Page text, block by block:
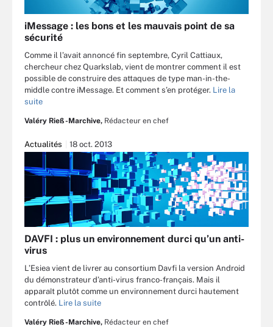
iMessage : les bons et les mauvais point de sa
sécurité
Comme il l’avait annoncé fin septembre, Cyril Cattiaux,
chercheur chez Quarkslab, vient de montrer comment il est
possible de construire des attaques de type man-in-the-
middle contre iMessage. Et comment s’en protéger. Lire la
suite
Valéry Rieß-Marchive, Rédacteur en chef
Actualités 18 oct. 2013
DAVFI : plus un environnement durci qu’un anti-
virus
L’Esiea vient de livrer au consortium Davfi la version Android
du démonstrateur d’anti-virus franco-français. Mais il
apparaît plutôt comme un environnement durci hautement
contrôlé. Lire la suite
Valéry Rieß-Marchive, Rédacteur en chef